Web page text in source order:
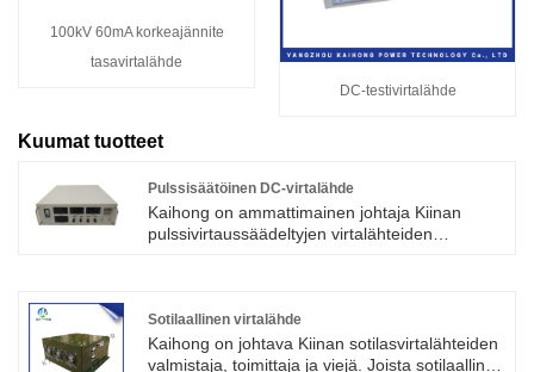
100kV 60mA korkeajännite
tasavirtalähde
DC-testivirtalähde
Kuumat tuotteet
Pulssisäätöinen DC-virtalähde
Kaihong on ammattimainen johtaja Kiinan
pulssivirtaussäädeltyjen virtalähteiden
virta kytketään päälle, sähkökemiallinen
polarisaatio kasvaa, katodialueen lähellä olevat
metalli-ionit kerrostuvat täysin ja pinnoite on
Sotilaallinen virtalähde
Kaihong on johtava Kiinan sotilasvirtalähteiden
valmistaja, toimittaja ja viejä. Joista sotilaallinen